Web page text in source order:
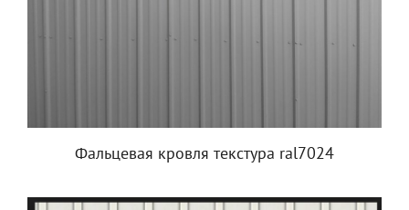
Фальцевая кровля текстура ral7024